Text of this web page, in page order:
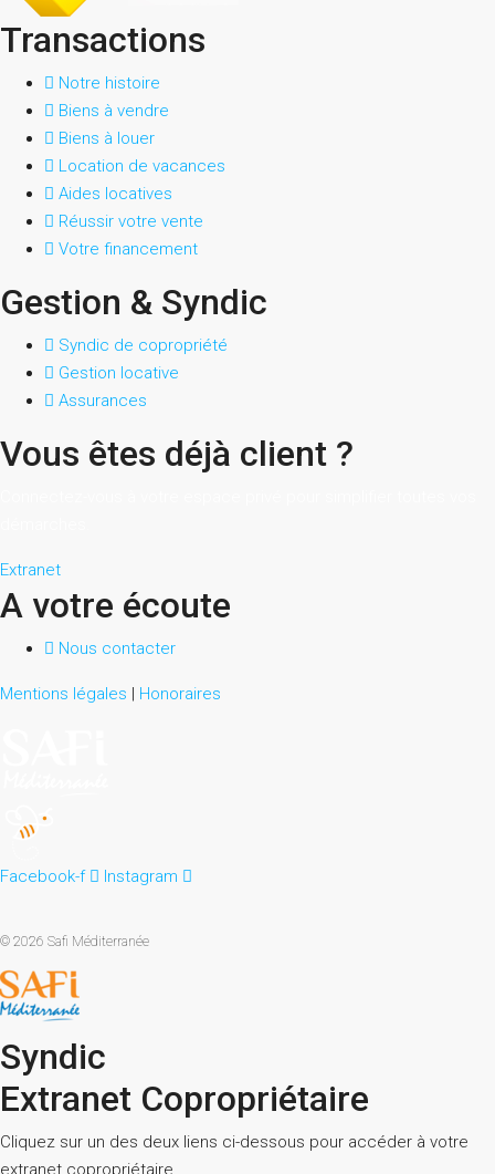
Transactions
Notre histoire
Biens à vendre
Biens à louer
Location de vacances
Aides locatives
Réussir votre vente
Votre financement
Gestion & Syndic
Syndic de copropriété
Gestion locative
Assurances
Vous êtes déjà client ?
Extranet
A votre écoute
Nous contacter
Mentions légales | Honoraires
Facebook-f Instagram
© 2026 Safi Méditerranée
Syndic
Extranet Copropriétaire
Cliquez sur un des deux liens ci-dessous pour accéder à votre
extranet copropriétaire.